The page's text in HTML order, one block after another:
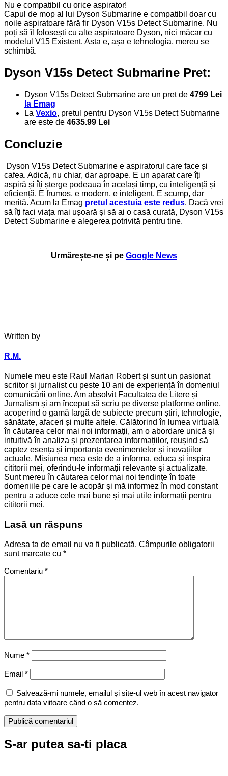
Nu e compatibil cu orice aspirator!
Capul de mop al lui Dyson Submarine e compatibil doar cu
noile aspiratoare fără fir Dyson V15s Detect Submarine. Nu
poți să îl folosești cu alte aspiratoare Dyson, nici măcar cu
modelul V15 Existent. Asta e, așa e tehnologia, mereu se
schimbă.
Dyson V15s Detect Submarine Pret:
Dyson V15s Detect Submarine are un pret de 4799 Lei
la Emag
La Vexio, pretul pentru Dyson V15s Detect Submarine
are este de 4635.99 Lei
Concluzie
Dyson V15s Detect Submarine e aspiratorul care face și
cafea. Adică, nu chiar, dar aproape. E un aparat care îți
aspiră și îți șterge podeaua în același timp, cu inteligență și
eficiență. E frumos, e modern, e inteligent. E scump, dar
merită. Acum la Emag pretul acestuia este redus. Dacă vrei
să îți faci viața mai ușoară și să ai o casă curată, Dyson V15s
Detect Submarine e alegerea potrivită pentru tine.
Urmărește-ne și pe Google News
Written by
R.M.
Numele meu este Raul Marian Robert și sunt un pasionat
scriitor și jurnalist cu peste 10 ani de experiență în domeniul
comunicării online. Am absolvit Facultatea de Litere și
Jurnalism și am început să scriu pe diverse platforme online,
acoperind o gamă largă de subiecte precum știri, tehnologie,
sănătate, afaceri și multe altele. Călătorind în lumea virtuală
în căutarea celor mai noi informații, am o abordare unică și
intuitivă în analiza și prezentarea informațiilor, reușind să
captez esența și importanța evenimentelor și inovațiilor
actuale. Misiunea mea este de a informa, educa și inspira
cititorii mei, oferindu-le informații relevante și actualizate.
Sunt mereu în căutarea celor mai noi tendințe în toate
domeniile pe care le acopăr și mă informez în mod constant
pentru a aduce cele mai bune și mai utile informații pentru
cititorii mei.
Lasă un răspuns
Adresa ta de email nu va fi publicată. Câmpurile obligatorii
sunt marcate cu *
Comentariu *
Nume *
Email *
Salvează-mi numele, emailul și site-ul web în acest navigator
pentru data viitoare când o să comentez.
S-ar putea sa-ti placa